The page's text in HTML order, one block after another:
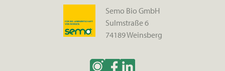
Semo Bio GmbH
Sulmstraße 6
74189 Weinsberg